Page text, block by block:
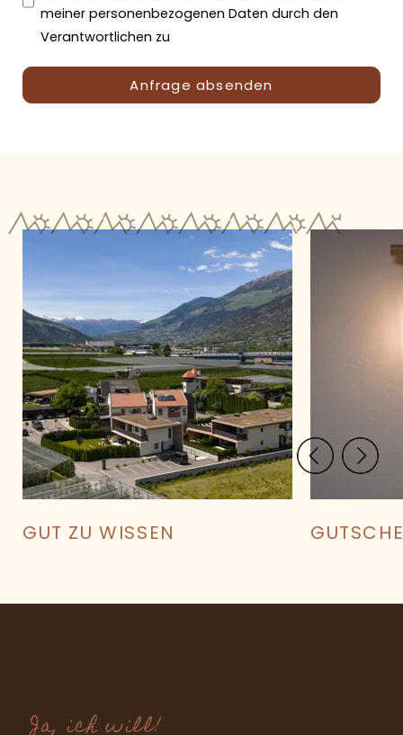
meiner personenbezogenen Daten durch den
Verantwortlichen zu
GUT ZU WISSEN
Ja, ich will!